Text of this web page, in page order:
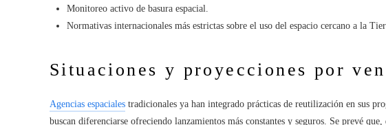
Monitoreo activo de basura espacial.
Normativas internacionales más estrictas sobre el uso del espacio cercano a la
Situaciones y proyecciones por
Agencias espaciales tradicionales ya han integrado prácticas de reutilización en sus
buscan diferenciarse ofreciendo lanzamientos más constantes y seguros. Se prevé